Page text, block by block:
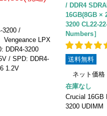
3200 /
Vengeance LPX
DDR4-3200
/ SPD: DDR4-
1.2V
/ DDR4
16GB(8GB ×
3200 CL22-
Numbers］
送料無料
ネット価格
在庫なし
Crucial 16GB
3200 UDIMM